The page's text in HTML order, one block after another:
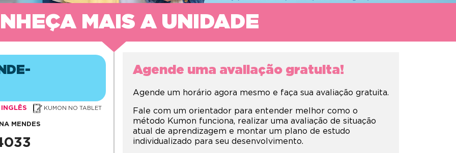
MAIS A UNIDADE
INGLÊS KUMON NO TABLET
MENDES
Agende uma avaliação gratuita!
Agende um horário agora mesmo e faça sua avaliação gratuita.
Fale com um orientador para entender melhor como o
método Kumon funciona, realizar uma avaliação de situação
atual de aprendizagem e montar um plano de estudo
individualizado para seu desenvolvimento.